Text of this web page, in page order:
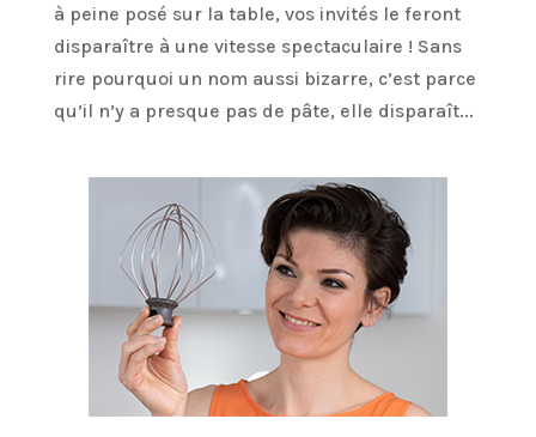
à peine posé sur la table, vos invités le feront
disparaître à une vitesse spectaculaire ! Sans
rire pourquoi un nom aussi bizarre, c’est parce
qu’il n’y a presque pas de pâte, elle disparaît...